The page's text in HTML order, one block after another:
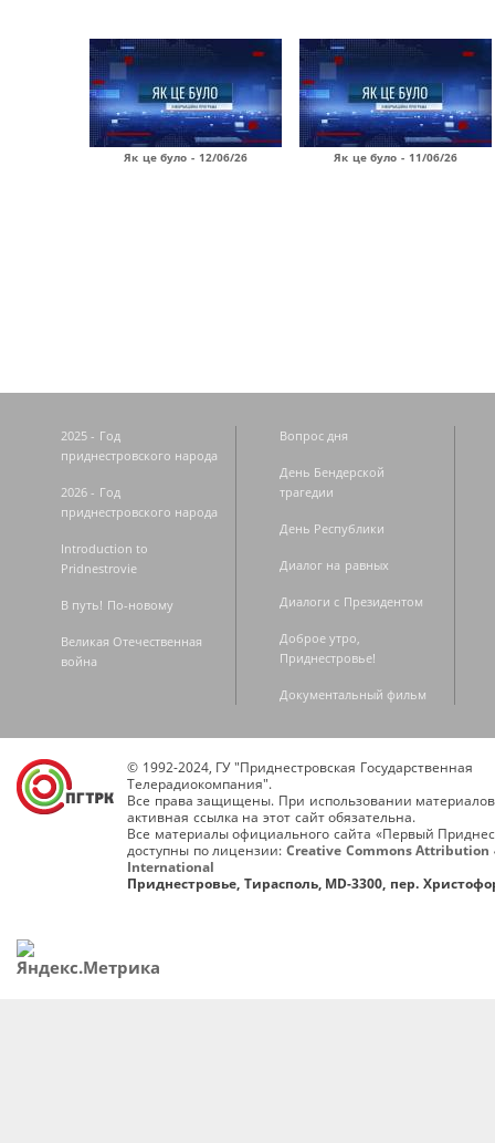
Як це було - 12/06/26 Як це було - 11/06/26
2025 - Год
приднестровского народа
2026 - Год
приднестровского народа
Introduction to
Pridnestrovie
В путь! По-новому
Великая Отечественная
война
Вопрос дня
День Бендерской
трагедии
День Республики
Диалог на равных
Диалоги с Президентом
Доброе утро,
Приднестровье!
Документальный фильм
© 1992-2024, ГУ "Приднестровская Государственная
Телерадиокомпания".
Все права защищены. При использовании
активная ссылка на этот сайт обязательна.
Все материалы официального сайта «Первый
доступны по лицензии: Creative Commons Attribution
International
Приднестровье, Тирасполь, MD-3300, пер.